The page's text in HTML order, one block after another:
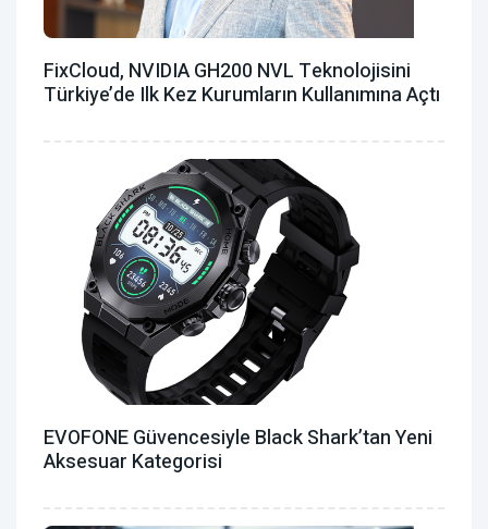
FixCloud, NVIDIA GH200 NVL Teknolojisini
Türkiye’de Ilk Kez Kurumların Kullanımına Açtı
EVOFONE Güvencesiyle Black Shark’tan Yeni
Aksesuar Kategorisi